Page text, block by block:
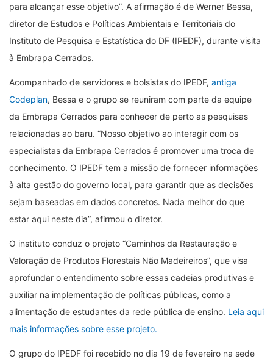
para alcançar esse objetivo”. A afirmação é de Werner Bessa,
diretor de Estudos e Políticas Ambientais e Territoriais do
Instituto de Pesquisa e Estatística do DF (IPEDF), durante visita
à Embrapa Cerrados.
Acompanhado de servidores e bolsistas do IPEDF, antiga
Codeplan, Bessa e o grupo se reuniram com parte da equipe
da Embrapa Cerrados para conhecer de perto as pesquisas
relacionadas ao baru. “Nosso objetivo ao interagir com os
especialistas da Embrapa Cerrados é promover uma troca de
conhecimento. O IPEDF tem a missão de fornecer informações
à alta gestão do governo local, para garantir que as decisões
sejam baseadas em dados concretos. Nada melhor do que
estar aqui neste dia”, afirmou o diretor.
O instituto conduz o projeto “Caminhos da Restauração e
Valoração de Produtos Florestais Não Madeireiros”, que visa
aprofundar o entendimento sobre essas cadeias produtivas e
auxiliar na implementação de políticas públicas, como a
alimentação de estudantes da rede pública de ensino. Leia aqui
mais informações sobre esse projeto.
O grupo do IPEDF foi recebido no dia 19 de fevereiro na sede